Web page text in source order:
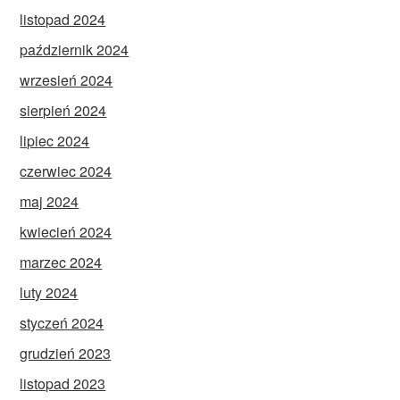
listopad 2024
październik 2024
wrzesień 2024
sierpień 2024
lipiec 2024
czerwiec 2024
maj 2024
kwiecień 2024
marzec 2024
luty 2024
styczeń 2024
grudzień 2023
listopad 2023